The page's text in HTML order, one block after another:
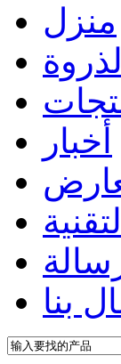
منزل
أخبار
بنا